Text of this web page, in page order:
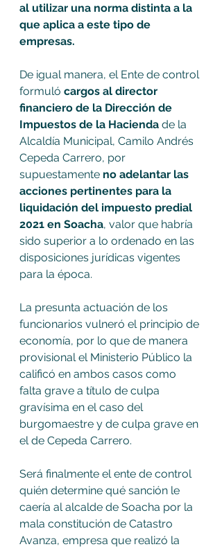
al utilizar una norma distinta a la
que aplica a este tipo de
empresas.
De igual manera, el Ente de control
formuló cargos al director
financiero de la Dirección de
Impuestos de la Hacienda de la
Alcaldía Municipal, Camilo Andrés
Cepeda Carrero, por
supuestamente no adelantar las
acciones pertinentes para la
liquidación del impuesto predial
2021 en Soacha, valor que habría
sido superior a lo ordenado en las
disposiciones jurídicas vigentes
para la época.
La presunta actuación de los
funcionarios vulneró el principio de
economía, por lo que de manera
provisional el Ministerio Público la
calificó en ambos casos como
falta grave a título de culpa
gravísima en el caso del
burgomaestre y de culpa grave en
el de Cepeda Carrero.
Será finalmente el ente de control
quién determine qué sanción le
caería al alcalde de Soacha por la
mala constitución de Catastro
Avanza, empresa que realizó la